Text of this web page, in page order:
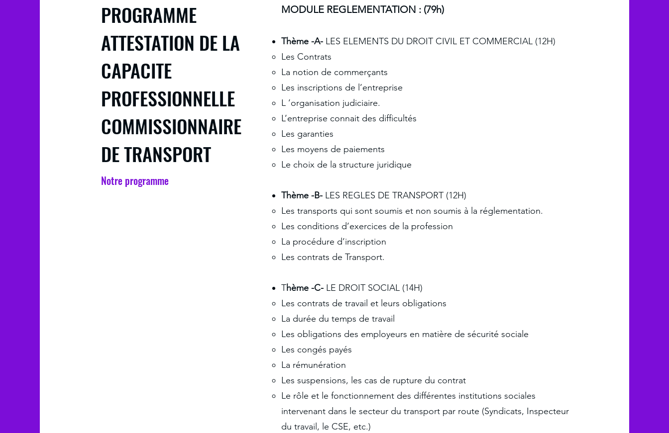
PROGRAMME
ATTESTATION DE LA
CAPACITE
PROFESSIONNELLE
COMMISSIONNAIRE
DE TRANSPORT
Notre programme
MODULE REGLEMENTATION : (79h)
Thème -A- LES ELEMENTS DU DROIT CIVIL ET COMMERCIAL (12H)
Les Contrats
La notion de commerçants
Les inscriptions de l’entreprise
L ’organisation judiciaire.
L’entreprise connait des difficultés
Les garanties
Les moyens de paiements
Le choix de la structure juridique
Thème -B- LES REGLES DE TRANSPORT (12H)
Les transports qui sont soumis et non soumis à la réglementation.
Les conditions d’exercices de la profession
La procédure d’inscription
Les contrats de Transport.
Thème -C- LE DROIT SOCIAL (14H)
Les contrats de travail et leurs obligations
La durée du temps de travail
Les obligations des employeurs en matière de sécurité sociale
Les congés payés
La rémunération
Les suspensions, les cas de rupture du contrat
Le rôle et le fonctionnement des différentes institutions sociales
intervenant dans le secteur du transport par route (Syndicats, Inspecteur
du travail, le CSE, etc.)